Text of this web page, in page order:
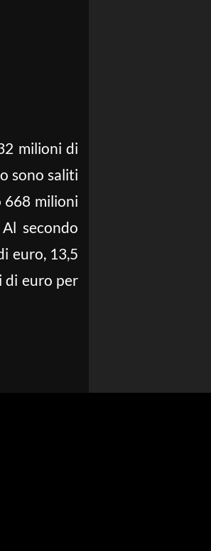
milioni di
sono saliti
668 milioni
secondo
euro, 13,5
di euro per